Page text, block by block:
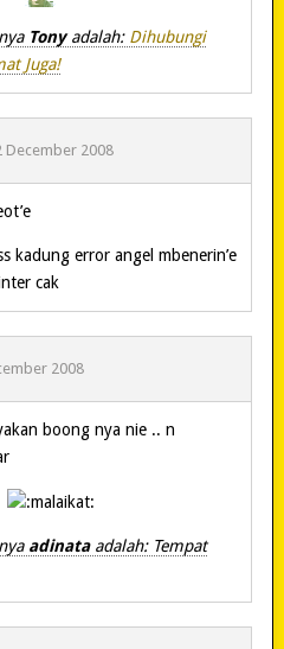
Tonyadalah: Dihubungi
Juga!
December 2008
kadung error angel mbenerin’e
cak
2008
boong nya nie .. n
adinata adalah: Tempat